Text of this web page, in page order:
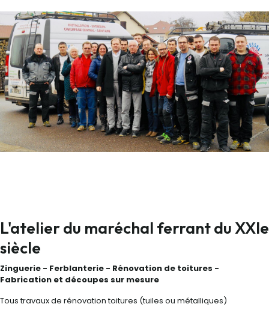
L'atelier du maréchal ferrant du XXIe
siècle
Zinguerie - Ferblanterie - Rénovation de toitures -
Fabrication et découpes sur mesure
Tous travaux de rénovation toitures (tuiles ou métalliques)